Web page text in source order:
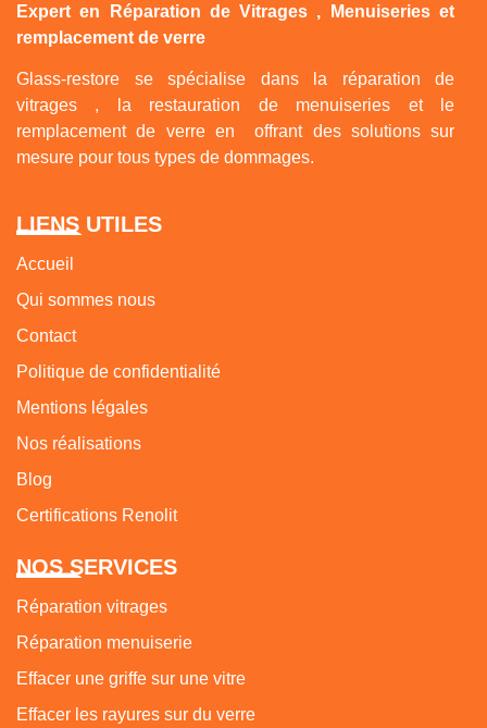
Expert en Réparation de Vitrages , Menuiseries et
remplacement de verre
Glass-restore se spécialise dans la réparation de
vitrages , la restauration de menuiseries et le
remplacement de verre en offrant des solutions sur
mesure pour tous types de dommages.
LIENS UTILES
Accueil
Qui sommes nous
Contact
Politique de confidentialité
Mentions légales
Nos réalisations
Blog
Certifications Renolit
NOS SERVICES
Réparation vitrages
Réparation menuiserie
Effacer une griffe sur une vitre
Effacer les rayures sur du verre